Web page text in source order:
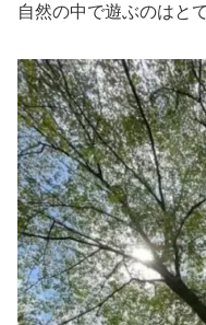
自然の中で遊ぶのはと